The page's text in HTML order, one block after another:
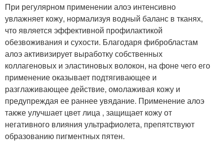
При регулярном применении алоэ интенсивно
увлажняет кожу, нормализуя водный баланс в тканях,
что является эффективной профилактикой
обезвоживания и сухости. Благодаря фибробластам
алоэ активизирует выработку собственных
коллагеновых и эластиновых волокон, на фоне чего его
применение оказывает подтягивающее и
разглаживающее действие, омолаживая кожу и
предупреждая ее раннее увядание. Применение алоэ
также улучшает цвет лица , защищает кожу от
негативного влияния ультрафиолета, препятствуют
образованию пигментных пятен.